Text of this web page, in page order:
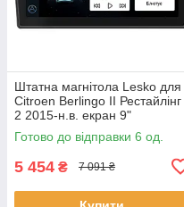
Штатна магнітола Lesko для
Citroen Berlingo II Рестайлінг
2 2015-н.в. екран 9"
1/16Gb/Wi-Fi GPS Optima 6шт
Готово до відправки 6 од.
5 454 ₴ 7 091 ₴